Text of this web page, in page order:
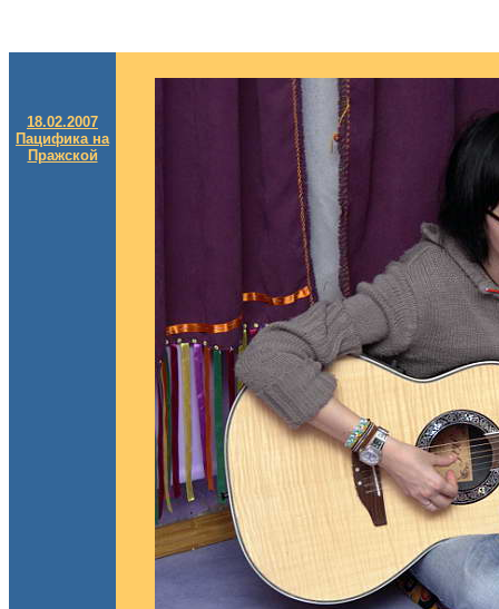
18.02.2007
Пацифика на
Пражской